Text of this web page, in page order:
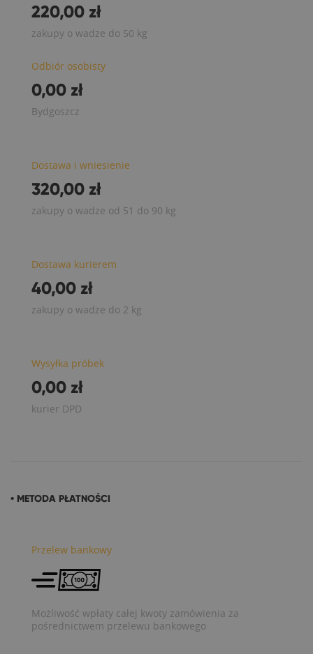
220,00 zł
zakupy o wadze do 50 kg
Odbiór osobisty
0,00 zł
Bydgoszcz
Dostawa i wniesienie
320,00 zł
zakupy o wadze od 51 do 90 kg
Dostawa kurierem
40,00 zł
zakupy o wadze do 2 kg
Wysyłka próbek
0,00 zł
kurier DPD
• METODA PŁATNOŚCI
Przelew bankowy
Możliwość wpłaty całej kwoty zamówienia za
pośrednictwem przelewu bankowego